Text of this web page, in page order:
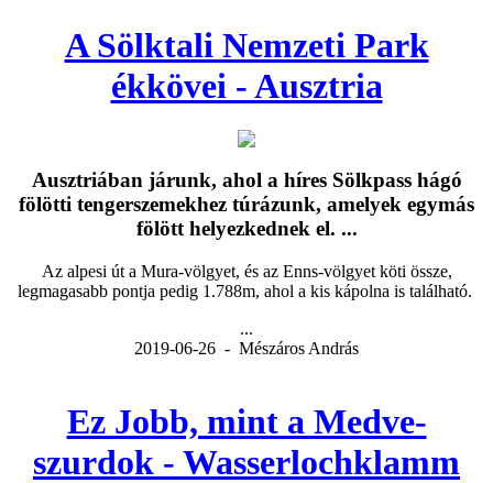
A Sölktali Nemzeti Park
ékkövei - Ausztria
Ausztriában járunk, ahol a híres Sölkpass hágó
fölötti tengerszemekhez túrázunk, amelyek egymás
fölött helyezkednek el. ...
Az alpesi út a Mura-völgyet, és az Enns-völgyet köti össze,
legmagasabb pontja pedig 1.788m, ahol a kis kápolna is található.
...
2019-06-26 - Mészáros András
Ez Jobb, mint a Medve-
szurdok - Wasserlochklamm